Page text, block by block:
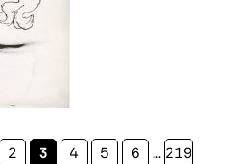
Page
2
Page
3 Page
4 Page
5 Page
6 … Page
219